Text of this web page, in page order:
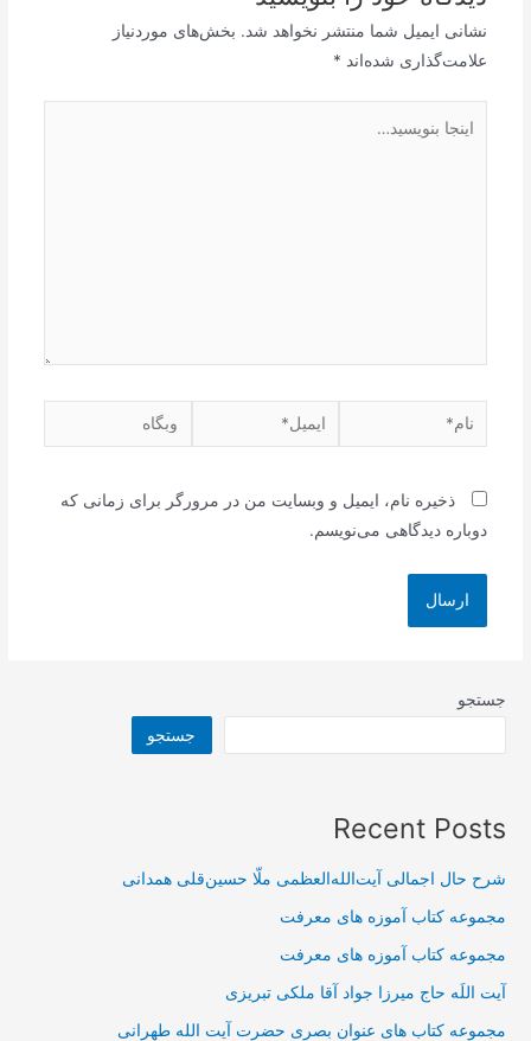
نشانی ایمیل شما منتشر نخواهد شد. بخش‌های موردنیاز
علامت‌گذاری شده‌اند *
بنویسید…
نام* ایمیل* وبگاه
ذخیره نام، ایمیل و وبسایت من در مرورگر برای زمانی که
دوباره دیدگاهی می‌نویسم.
جستجو
جستجو
Recent Posts
شرح حال اجمالی آیت‌الله‌العظمی ملّا حسین‌قلی همدانی
مجموعه کتاب آموزه های معرفت
مجموعه کتاب آموزه های معرفت
آیت اللَه حاج میرزا جواد آقا ملکی تبریزی
مجموعه کتاب های عنوان بصری حضرت آیت الله طهرانی